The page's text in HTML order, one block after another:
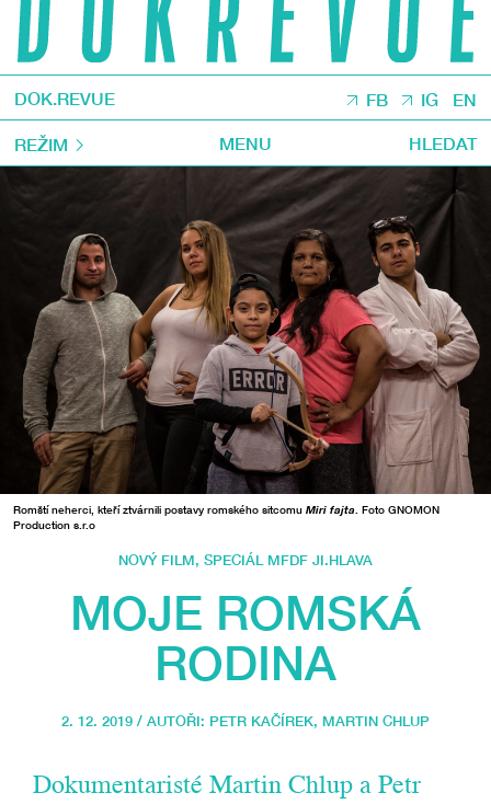
DOK.REVUE FB IG EN
REŽIM MENU HLEDAT
Romští neherci, kteří ztvárnili postavy romského sitcomu Miri fajta . Foto GNOMON
Production s.r.o
NOVÝ FILM, SPECIÁL MFDF JI.HLAVA
MOJE ROMSKÁ
RODINA
2. 12. 2019 / AUTOŘI: PETR KAČÍREK, MARTIN CHLUP
Dokumentaristé Martin Chlup a Petr